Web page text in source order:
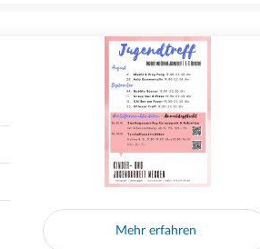
Mehr erfahren